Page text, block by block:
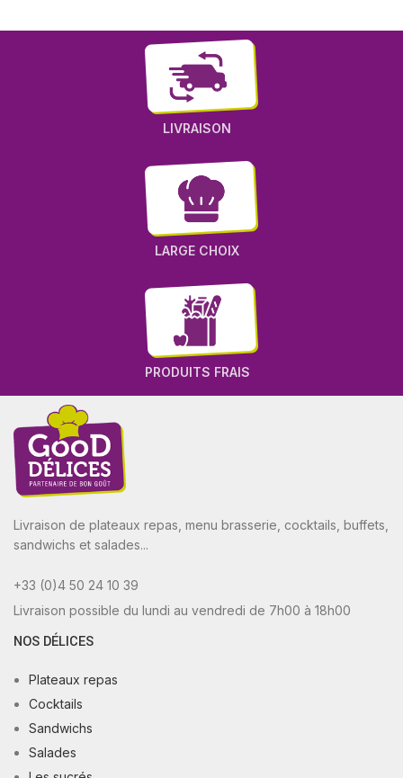
LIVRAISON
LARGE CHOIX
PRODUITS FRAIS
Livraison de plateaux repas, menu brasserie, cocktails, buffets,
sandwichs et salades...
+33 (0)4 50 24 10 39
Livraison possible du lundi au vendredi de 7h00 à 18h00
NOS DÉLICES
Plateaux repas
Cocktails
Sandwichs
Salades